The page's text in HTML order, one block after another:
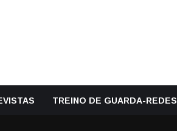
TREINO DE GUARDA-REDES